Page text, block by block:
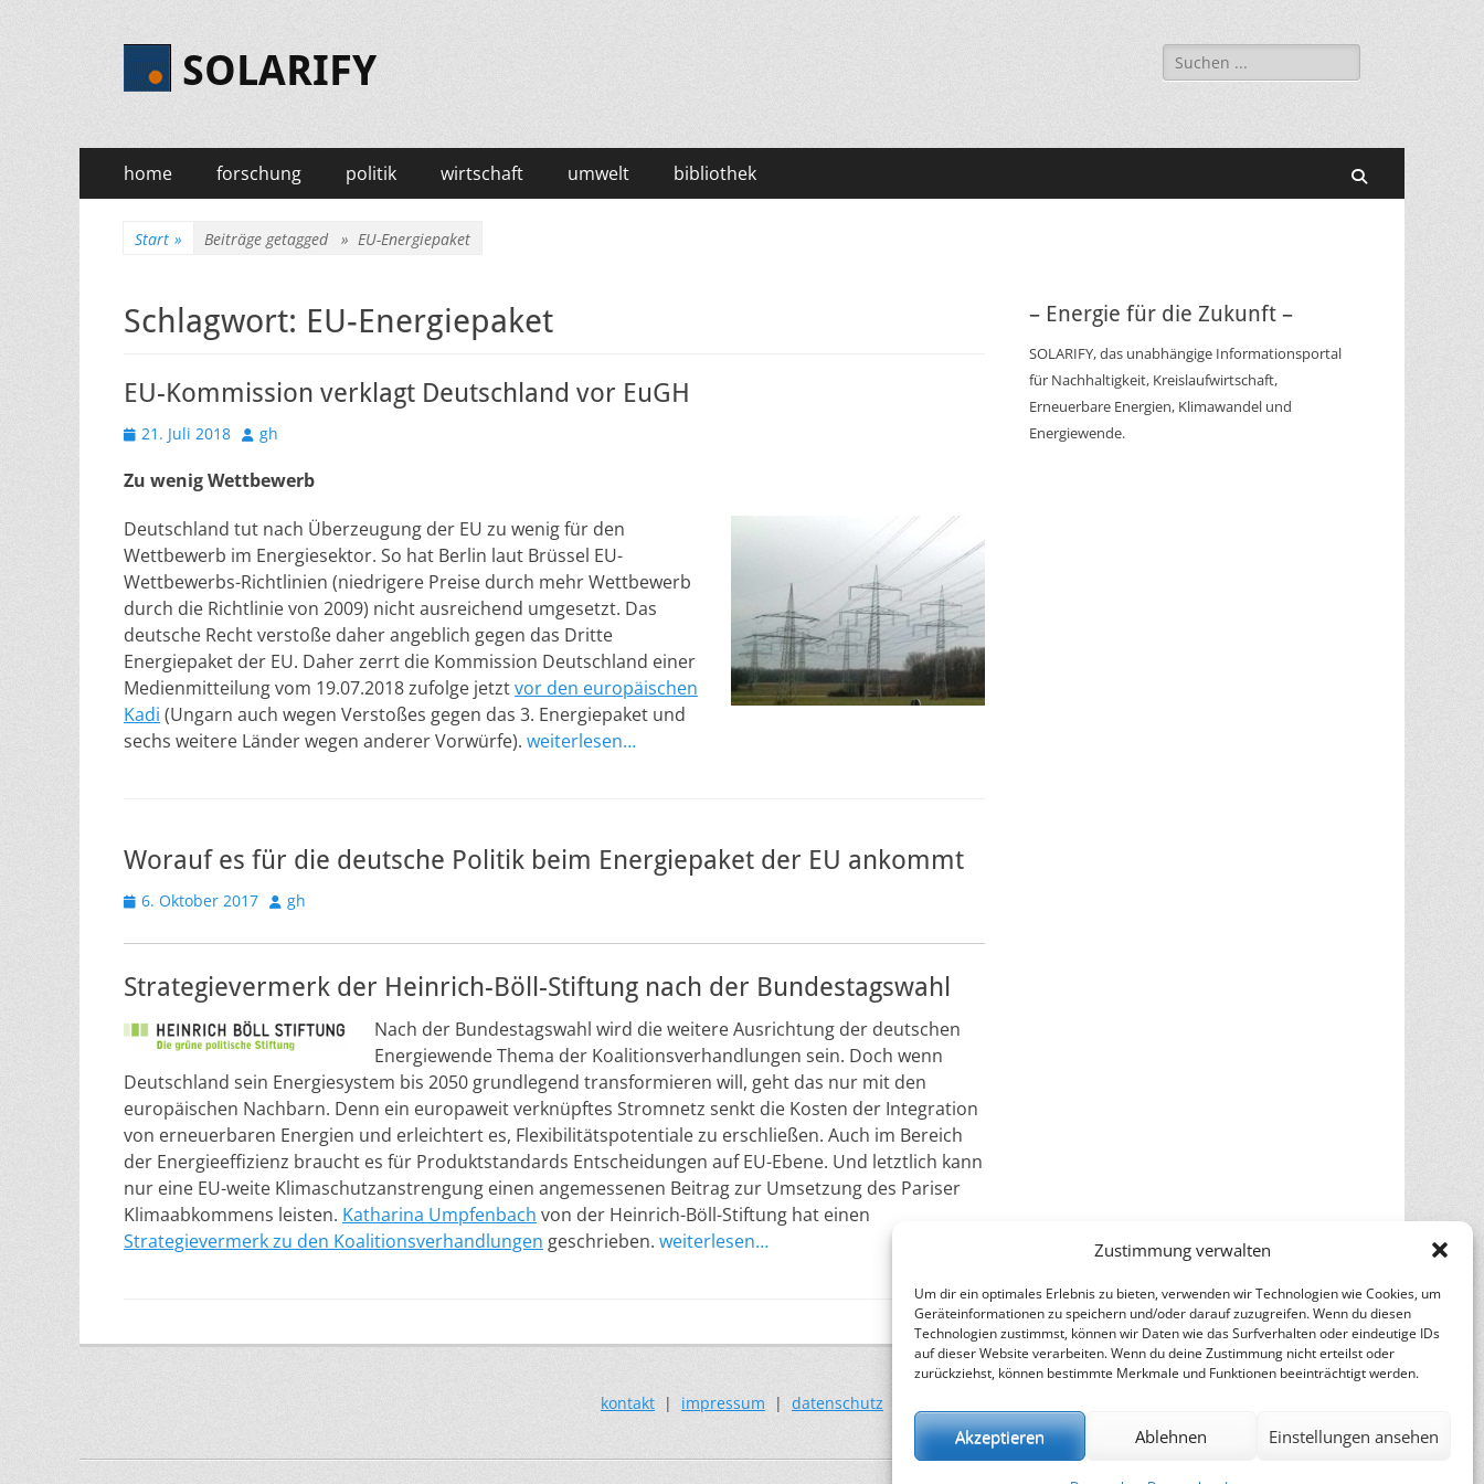
Zustimmung verwalten
Um dir ein optimales Erlebnis zu bieten, verwenden wir Technologien wie Cookies, um
Geräteinformationen zu speichern und/oder darauf zuzugreifen. Wenn du diesen
Technologien zustimmst, können wir Daten wie das Surfverhalten oder eindeutige IDs
auf dieser Website verarbeiten. Wenn du deine Zustimmung nicht erteilst oder
zurückziehst, können bestimmte Merkmale und Funktionen beeinträchtigt werden.
Akzeptieren Ablehnen Einstellungen ansehen
SOLARIFY
Suchen
nach:
Primäres
Menü
Zum
Inhalt
home forschung politik wirtschaft umwelt bibliothek
Start » Beiträge getagged » EU-Energiepaket
Schlagwort: EU-Energiepaket
EU-Kommission verklagt Deutschland vor EuGH
Veröffentlicht
21. Juli 2018 Autor
gh
Zu wenig Wettbewerb
Deutschland tut nach Überzeugung der EU zu wenig für den
Wettbewerb im Energiesektor. So hat Berlin laut Brüssel EU-
Wettbewerbs-Richtlinien (niedrigere Preise durch mehr Wettbewerb
durch die Richtlinie von 2009) nicht ausreichend umgesetzt. Das
deutsche Recht verstoße daher angeblich gegen das Dritte
Energiepaket der EU. Daher zerrt die Kommission Deutschland einer
Medienmitteilung vom 19.07.2018 zufolge jetztvor den europäischen
Kadi (Ungarn auch wegen Verstoßes gegen das 3. Energiepaket und
sechs weitere Länder wegen anderer Vorwürfe). weiterlesen…
Worauf es für die deutsche Politik beim Energiepaket der EU ankommt
Veröffentlicht
6. Oktober 2017 Autor
gh
Strategievermerk der Heinrich-Böll-Stiftung nach der Bundestagswahl
Nach der Bundestagswahl wird die weitere Ausrichtung der deutschen
Energiewende Thema der Koalitionsverhandlungen sein. Doch wenn
Deutschland sein Energiesystem bis 2050 grundlegend transformieren will, geht das nur mit den
europäischen Nachbarn. Denn ein europaweit verknüpftes Stromnetz senkt die Kosten der Integration
von erneuerbaren Energien und erleichtert es, Flexibilitätspotentiale zu erschließen. Auch im Bereich
der Energieeffizienz braucht es für Produktstandards Entscheidungen auf EU-Ebene. Und letztlich kann
nur eine EU-weite Klimaschutzanstrengung einen angemessenen Beitrag zur Umsetzung des Pariser
Klimaabkommens leisten. Katharina Umpfenbach von der Heinrich-Böll-Stiftung hat einen
Strategievermerk zu den Koalitionsverhandlungen geschrieben. weiterlesen…
– Energie für die Zukunft –
SOLARIFY, das unabhängige Informationsportal
für Nachhaltigkeit, Kreislaufwirtschaft,
Erneuerbare Energien, Klimawandel und
Energiewende.
kontakt | impressum | datenschutz